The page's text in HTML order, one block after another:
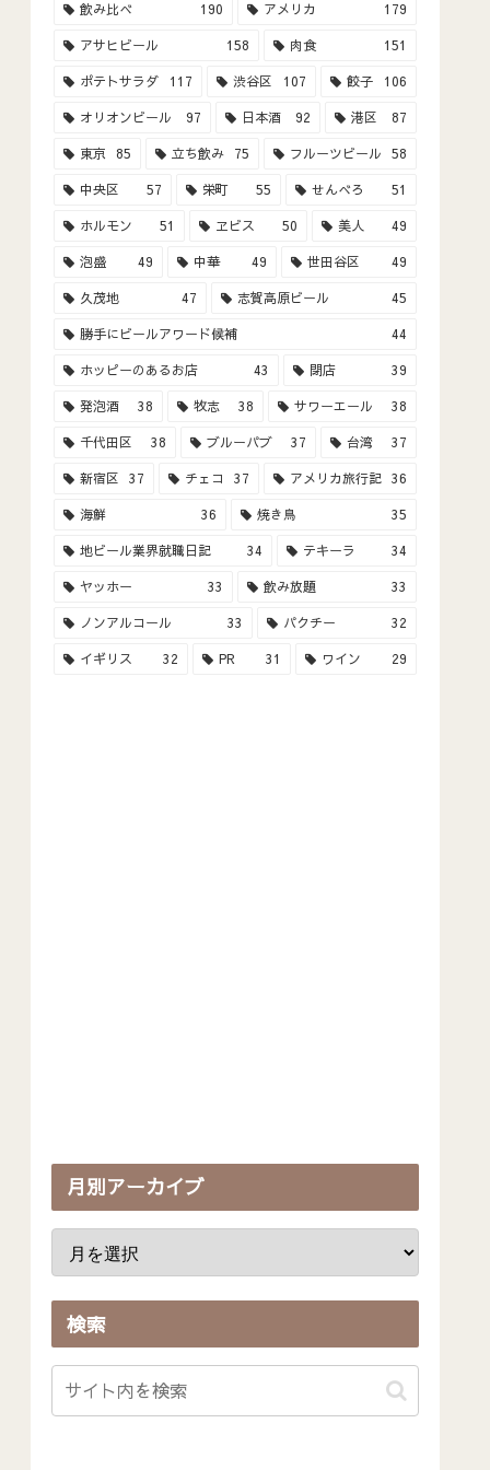
飲み比べ 190 アメリカ 179
アサヒビール 158 肉食 151
ポテトサラダ 117 渋谷区 107 餃子 106
オリオンビール 97 日本酒 92 港区 87
東京 85 立ち飲み 75 フルーツビール 58
中央区 57 栄町 55 せんべろ 51
ホルモン 51 ヱビス 50 美人 49
泡盛 49 中華 49 世田谷区 49
久茂地 47 志賀高原ビール 45
勝手にビールアワード候補 44
ホッピーのあるお店 43 閉店 39
発泡酒 38 牧志 38 サワーエール 38
千代田区 38 ブルーパブ 37 台湾 37
新宿区 37 チェコ 37 アメリカ旅行記 36
海鮮 36 焼き鳥 35
地ビール業界就職日記 34 テキーラ 34
ヤッホー 33 飲み放題 33
ノンアルコール 33 パクチー 32
イギリス 32 PR 31 ワイン 29
月別アーカイブ
検索